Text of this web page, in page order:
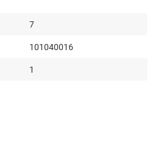
7
101040016
1